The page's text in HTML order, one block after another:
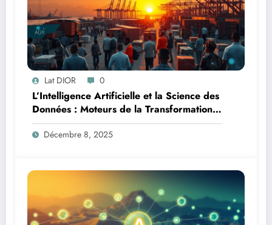
Lat DIOR 0
L’Intelligence Artificielle et la Science des
Données : Moteurs de la Transformation
Logistique et Infrastructures en Afrique
Décembre 8, 2025